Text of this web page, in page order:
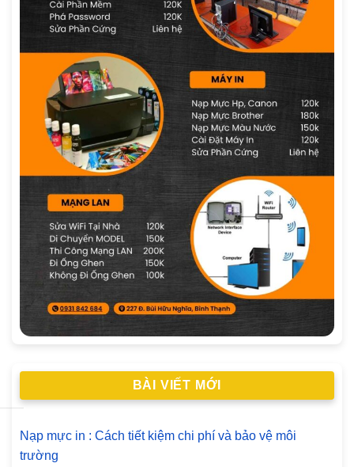
BÀI VIẾT MỚI
Nạp mực in : Cách tiết kiệm chi phí và bảo vệ môi
trường